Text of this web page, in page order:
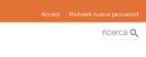
Accedi Richiedi nuova password
ricerca